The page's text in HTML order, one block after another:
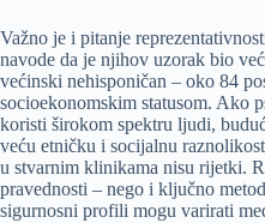
Važno je i pitanje
navode da je njihov uzorak bio
većinski nehisponičan – oko 84
socioekonomskim statusom. Ako
koristi širokom spektru ljudi,
veću etničku i socijalnu
u stvarnim klinikama nisu rijetki.
pravednosti – nego i ključno
sigurnosni profili mogu varirati